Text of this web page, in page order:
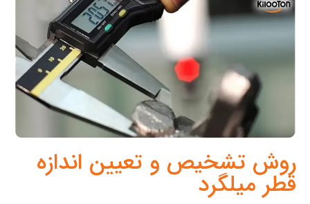
روش تشخیص و تعیین اندازه
قطر میلگرد